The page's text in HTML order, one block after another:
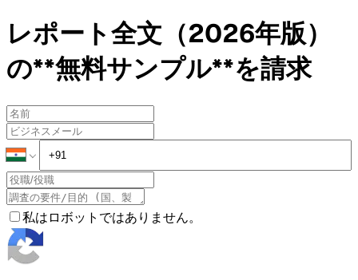
レポート全文（2026年版）
の**無料サンプル**を請求
私はロボットではありません。